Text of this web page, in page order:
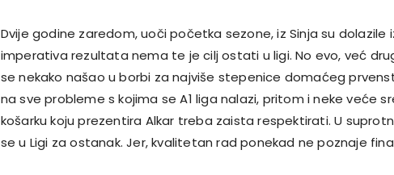
Dvije godine zaredom, uoči početka sezone, iz Sinja su dolazile
imperativa rezultata nema te je cilj ostati u ligi. No evo, već
se nekako našao u borbi za najviše stepenice domaćeg
na sve probleme s kojima se A1 liga nalazi, pritom i neke veće
košarku koju prezentira Alkar treba zaista respektirati. U
se u Ligi za ostanak. Jer, kvalitetan rad ponekad ne poznaje